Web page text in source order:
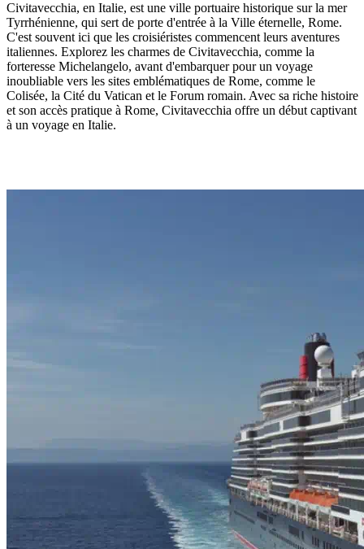
Civitavecchia, en Italie, est une ville portuaire historique sur la mer
Tyrrhénienne, qui sert de porte d'entrée à la Ville éternelle, Rome.
C'est souvent ici que les croisiéristes commencent leurs aventures
italiennes. Explorez les charmes de Civitavecchia, comme la
forteresse Michelangelo, avant d'embarquer pour un voyage
inoubliable vers les sites emblématiques de Rome, comme le
Colisée, la Cité du Vatican et le Forum romain. Avec sa riche histoire
et son accès pratique à Rome, Civitavecchia offre un début captivant
à un voyage en Italie.